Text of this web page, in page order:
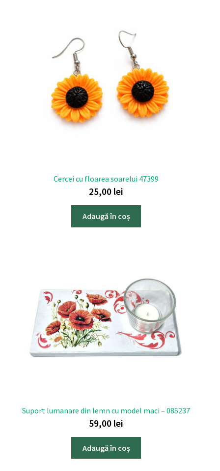
Cercei cu floarea soarelui 47399
25,00 lei
Adaugă în coș
Suport lumanare din lemn cu model maci – 085237
59,00 lei
Adaugă în coș